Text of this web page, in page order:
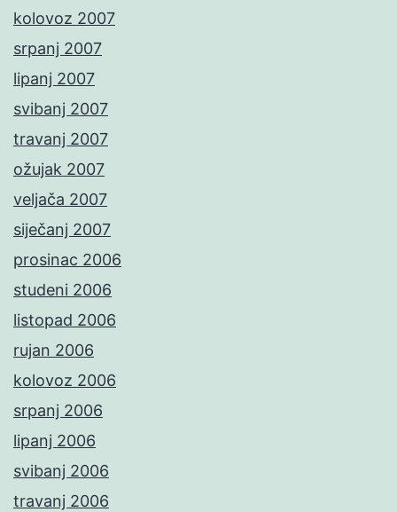
kolovoz 2007
srpanj 2007
lipanj 2007
svibanj 2007
travanj 2007
ožujak 2007
veljača 2007
siječanj 2007
prosinac 2006
studeni 2006
listopad 2006
rujan 2006
kolovoz 2006
srpanj 2006
lipanj 2006
svibanj 2006
travanj 2006